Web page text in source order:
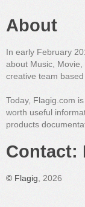
About
In early February
about Music,
creative team
Today, Flagig.com
worth useful
products
Contact:
© Flagig, 2026